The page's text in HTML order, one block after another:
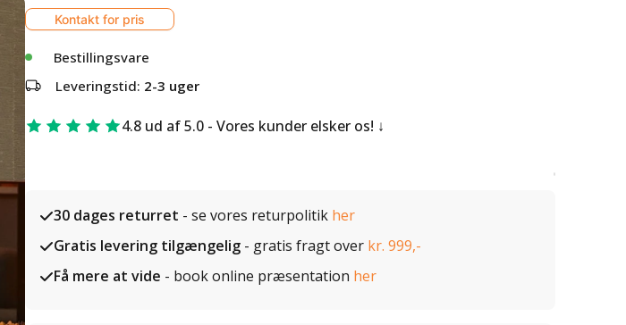
Kontakt for pris
Bestillingsvare
Leveringstid: 2-3 uger
4.8 ud af 5.0 - Vores kunder elsker os!
30 dages returret - se vores returpolitik her
Gratis levering tilgængelig - gratis fragt over kr. 999,-
Få mere at vide - book online præsentation her